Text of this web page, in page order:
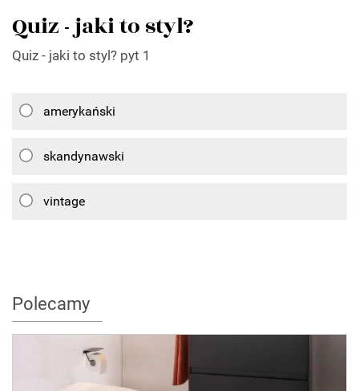
Quiz - jaki to styl?
Quiz - jaki to styl? pyt 1
amerykański
skandynawski
vintage
Polecamy